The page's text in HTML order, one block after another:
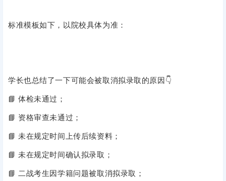
标准模板如下，以院校具体为准：
学长也总结了一下可能会被取消拟录取的原因👇
📘 体检未通过；
📘 资格审查未通过；
📘 未在规定时间上传后续资料；
📘 未在规定时间确认拟录取；
📘 二战考生因学籍问题被取消拟录取；